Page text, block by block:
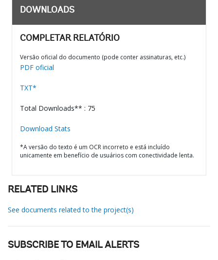
DOWNLOADS
COMPLETAR RELATÓRIO
Versão oficial do documento (pode conter assinaturas, etc.)
PDF oficial
TXT*
Total Downloads** : 75
Download Stats
*A versão do texto é um OCR incorreto e está incluído
unicamente em benefício de usuários com conectividade lenta.
RELATED LINKS
See documents related to the project(s)
SUBSCRIBE TO EMAIL ALERTS